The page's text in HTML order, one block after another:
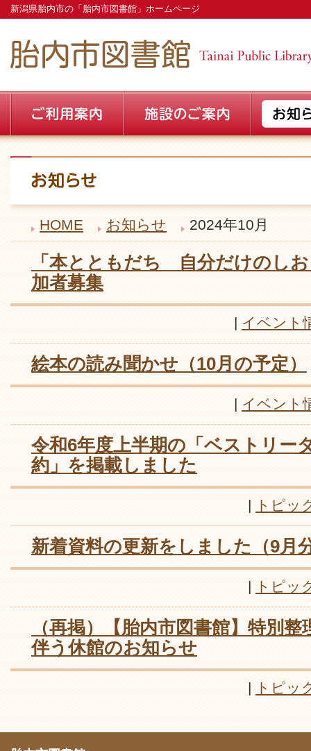
新潟県胎内市の「胎内市図書館」ホームページ
HOME お知らせ 2024年10月
「本とともだち 自分だけのし
加者募集
| イベント
絵本の読み聞かせ（10月の予定）
| イベント
令和6年度上半期の「ベストリー
約」を掲載しました
| トピッ
新着資料の更新をしました（9月
| トピッ
（再掲）【胎内市図書館】特別
伴う休館のお知らせ
| トピッ